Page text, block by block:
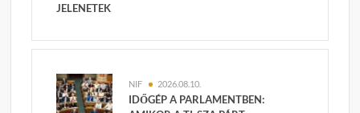
JELENETEK
NIF 2026.08.10.
IDŐGÉP A PARLAMENTBEN: